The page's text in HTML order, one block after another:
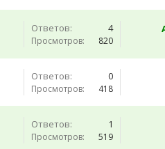
Ответов: 4
Просмотров: 820
Ответов: 0
Просмотров: 418
Ответов: 1
Просмотров: 519